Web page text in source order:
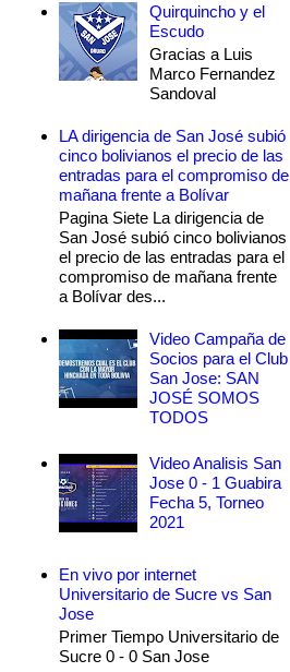
Quirquincho y el
Escudo
Gracias a Luis
Marco Fernandez
Sandoval
LA dirigencia de San José subió
cinco bolivianos el precio de las
entradas para el compromiso de
mañana frente a Bolívar
Pagina Siete La dirigencia de
San José subió cinco bolivianos
el precio de las entradas para el
compromiso de mañana frente
a Bolívar des...
Video Campaña de
Socios para el Club
San Jose: SAN
JOSÉ SOMOS
TODOS
Video Analisis San
Jose 0 - 1 Guabira
Fecha 5, Torneo
2021
En vivo por internet
Universitario de Sucre vs San
Jose
Primer Tiempo Universitario de
Sucre 0 - 0 San Jose